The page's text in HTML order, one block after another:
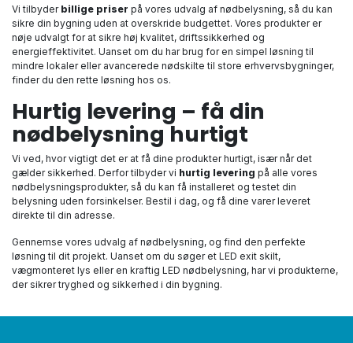
Vi tilbyder billige priser på vores udvalg af nødbelysning, så du kan
sikre din bygning uden at overskride budgettet. Vores produkter er
nøje udvalgt for at sikre høj kvalitet, driftssikkerhed og
energieffektivitet. Uanset om du har brug for en simpel løsning til
mindre lokaler eller avancerede nødskilte til store erhvervsbygninger,
finder du den rette løsning hos os.
Hurtig levering – få din
nødbelysning hurtigt
Vi ved, hvor vigtigt det er at få dine produkter hurtigt, især når det
gælder sikkerhed. Derfor tilbyder vi hurtig levering på alle vores
nødbelysningsprodukter, så du kan få installeret og testet din
belysning uden forsinkelser. Bestil i dag, og få dine varer leveret
direkte til din adresse.
Gennemse vores udvalg af nødbelysning, og find den perfekte
løsning til dit projekt. Uanset om du søger et LED exit skilt,
vægmonteret lys eller en kraftig LED nødbelysning, har vi produkterne,
der sikrer tryghed og sikkerhed i din bygning.